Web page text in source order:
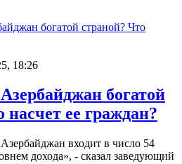
18:26
богатой
насчет ее граждан?
входит в число 54
дохода», - сказал заведующий